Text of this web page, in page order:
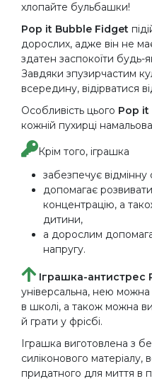
хлопайте бульбашки!
Pop it Bubble Fidget
дорослих, адже він не
здатен заспокоїти будь-
Завдяки зпузирчастим
всередину, відірватися
Особливість цього Pop it
кожній пухирці
Крім того, іграшка
забезпечує
допомагає
концентрацію, а
дитини,
а дорослим
напругу.
Іграшка-антистрес
універсальна, нею можна
в школі, а також можна
й грати у фрісбі.
Іграшка виготовлена ​​з
силіконового матеріалу,
придатного для миття в